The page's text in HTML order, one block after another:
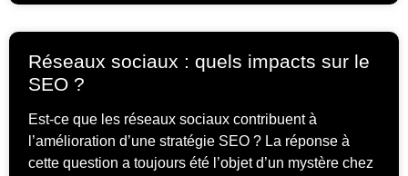
Réseaux sociaux : quels impacts sur le
SEO ?
Est-ce que les réseaux sociaux contribuent à
l’amélioration d’une stratégie SEO ? La réponse à
cette question a toujours été l’objet d’un mystère chez